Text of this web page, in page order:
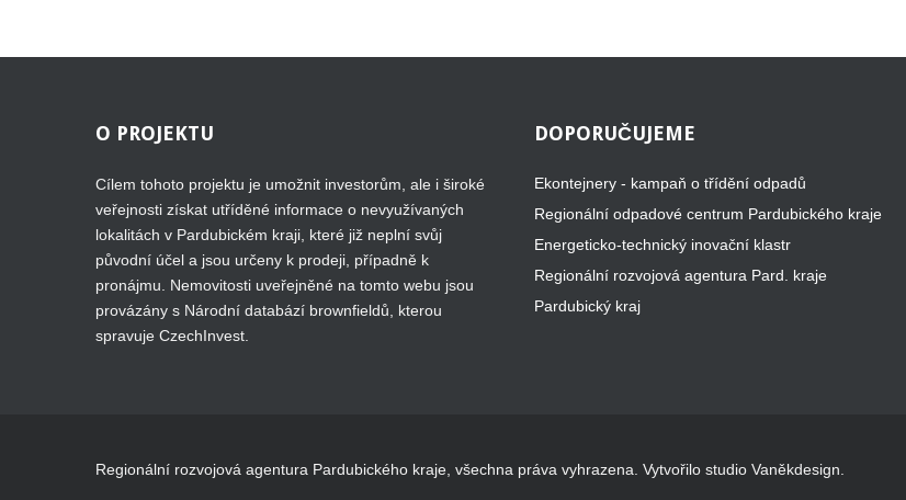
O PROJEKTU
Cílem tohoto projektu je umožnit investorům, ale i široké
veřejnosti získat utříděné informace o nevyužívaných
lokalitách v Pardubickém kraji, které již neplní svůj
původní účel a jsou určeny k prodeji, případně k
pronájmu. Nemovitosti uveřejněné na tomto webu jsou
provázány s Národní databází brownfieldů, kterou
spravuje CzechInvest.
DOPORUČUJEME
Ekontejnery - kampaň o třídění odpadů
Regionální odpadové centrum Pardubického kraje
Energeticko-technický inovační klastr
Regionální rozvojová agentura Pard. kraje
Pardubický kraj
Regionální rozvojová agentura Pardubického kraje, všechna práva vyhrazena. Vytvořilo studio Vaněkdesign.